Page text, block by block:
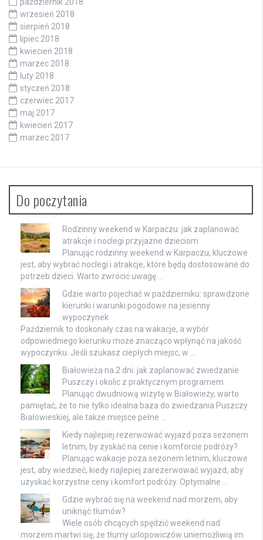
wrzesień 2018
sierpień 2018
lipiec 2018
kwiecień 2018
marzec 2018
luty 2018
styczeń 2018
czerwiec 2017
maj 2017
kwiecień 2017
marzec 2017
Do poczytania
Rodzinny weekend w Karpaczu: jak zaplanować
atrakcje i noclegi przyjazne dzieciom
Planując rodzinny weekend w Karpaczu, kluczowe
jest, aby wybrać noclegi i atrakcje, które będą dostosowane do
potrzeb dzieci. Warto zwrócić uwagę …
Gdzie warto pojechać w październiku: sprawdzone
kierunki i warunki pogodowe na jesienny
wypoczynek
Październik to doskonały czas na wakacje, a wybór
odpowiedniego kierunku może znacząco wpłynąć na jakość
wypoczynku. Jeśli szukasz ciepłych miejsc, w …
Białowieża na 2 dni: jak zaplanować zwiedzanie
Puszczy i okolic z praktycznym programem
Planując dwudniową wizytę w Białowieży, warto
pamiętać, że to nie tylko idealna baza do zwiedzania Puszczy
Białowieskiej, ale także miejsce pełne …
Kiedy najlepiej rezerwować wyjazd poza sezonem
letnim, by zyskać na cenie i komforcie podróży?
Planując wakacje poza sezonem letnim, kluczowe
jest, aby wiedzieć, kiedy najlepiej zarezerwować wyjazd, aby
uzyskać korzystne ceny i komfort podróży. Optymalne …
Gdzie wybrać się na weekend nad morzem, aby
uniknąć tłumów?
Wiele osób chcących spędzić weekend nad
morzem martwi się, że tłumy urlopowiczów uniemożliwią im